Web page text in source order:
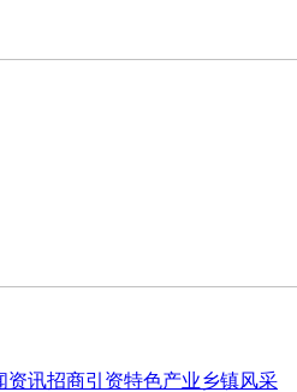
资讯招商引资特色产业乡镇风采